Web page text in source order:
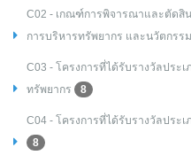
C02 - เกณฑ์การพิจารณาและตัดสิ
การบริหารทรัพยากร และนวัตกรร
C03 - โครงการที่ได้รับรางวัลประ
ทรัพยากร
8
C04 - โครงการที่ได้รับรางวัลประ
8